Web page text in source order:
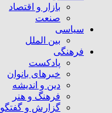
بازار و اقتصاد
صنعت
سیاسی
بین الملل
فرهنگی
پادکست
خبرهای بانوان
دین و اندیشه
فرهنگ و هنر
گزارش و گفتگو